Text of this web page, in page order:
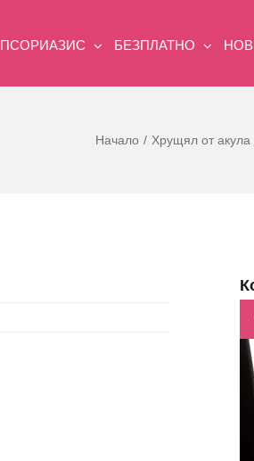
ПСОРИАЗИС БЕЗПЛАТНО
Начало Хрущял от акула